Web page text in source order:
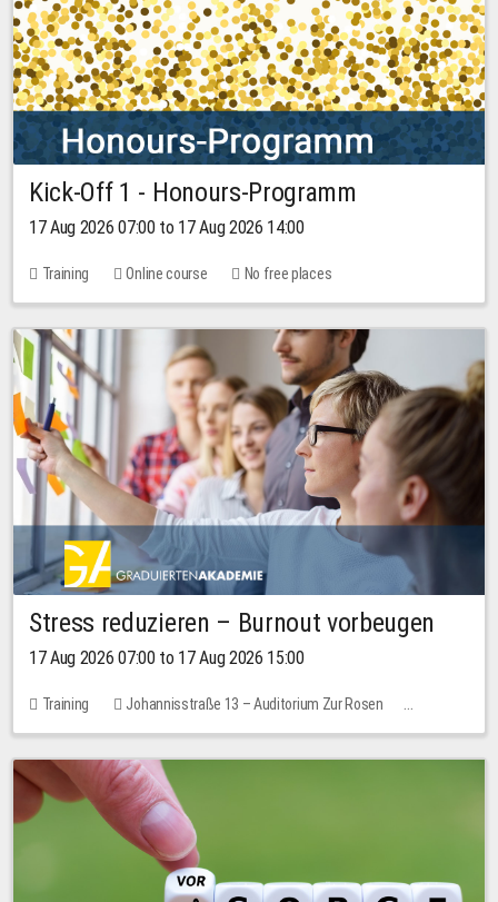
Kick-Off 1 - Honours-Programm
17 Aug 2026 07:00 to 17 Aug 2026 14:00
Training Online course No free places
Stress reduzieren – Burnout vorbeugen
17 Aug 2026 07:00 to 17 Aug 2026 15:00
Training
Johannisstraße 13 – Auditorium Zur Rosen
2 places
10.00 EUR